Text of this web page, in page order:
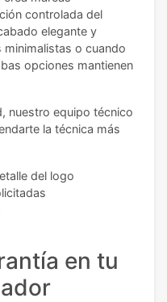
controlada del
elegante y
o cuando
opciones mantienen
nuestro equipo técnico
la técnica más
del logo
en tu